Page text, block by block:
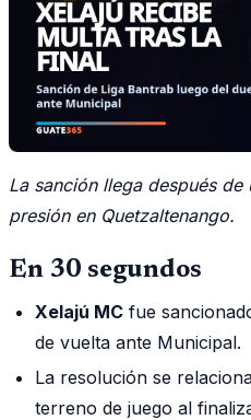
La sanción llega después
presión en Quetzaltenango.
En 30 segundos
Xelajú MC fue
de vuelta ante Municipal.
La resolución se
terreno de juego al